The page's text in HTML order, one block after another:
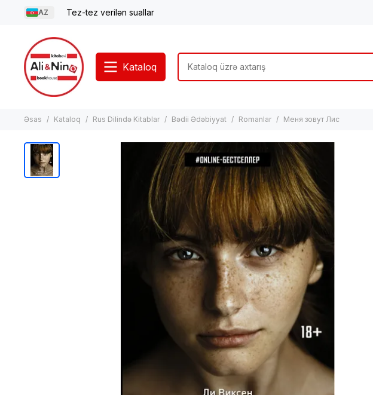
AZ Tez-tez verilən suallar
Kataloq
Əsas Kataloq Rus Dilində Kitablar Bədii Ədəbiyyat Romanlar Меня зовут Лис